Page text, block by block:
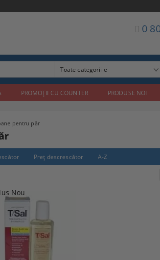
0
PROMOŢII CU COUNTER PRODUSE NOI
pentru păr
Preţ descrescător A-Z